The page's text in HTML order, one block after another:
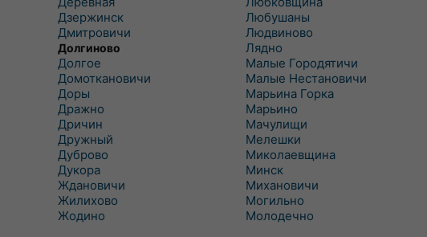
Дзержинск
Дмитровичи
Долгиново
Долгое
Домоткановичи
Доры
Дражно
Дричин
Дружный
Дуброво
Дукора
Ждановичи
Жилихово
Жодино
Любушаны
Людвиново
Лядно
Малые Городятичи
Малые Нестановичи
Марьина Горка
Марьино
Мачулищи
Мелешки
Миколаевщина
Минск
Михановичи
Могильно
Молодечно